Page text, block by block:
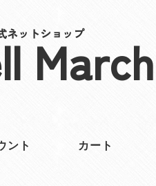
ネットショップ
ント カート